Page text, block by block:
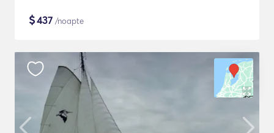
$437 /noapte